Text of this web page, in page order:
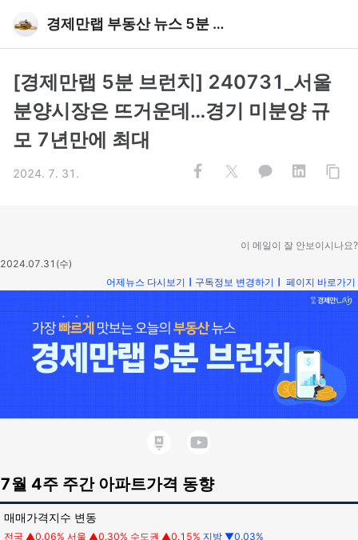
경제만랩 부동산 뉴스 5분 브런치
[경제만랩 5분 브런치] 240731_서울
분양시장은 뜨거운데…경기 미분양 규
모 7년만에 최대
2024. 7. 31.
이 메일이 잘 안보이시나요?
2024.07.31(수)
어제뉴스 다시보기 ㅣ 구독정보 변경하기 ㅣ 페이지 바로가기
7월 4주 주간 아파트가격 동향
매매가격지수 변동
전국 ▲0.06% 서울 ▲0.30% 수도권 ▲0.15% 지방 ▼0.03%